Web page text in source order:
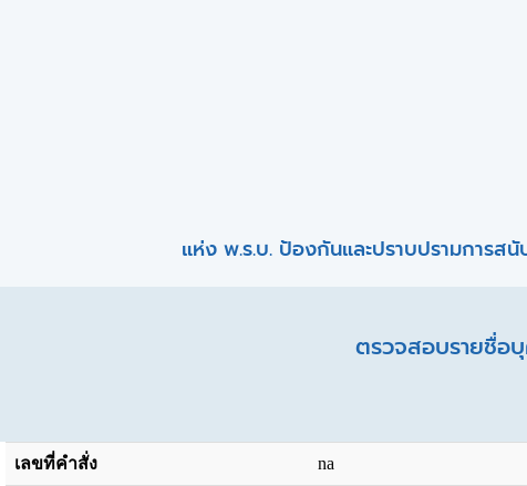
แห่ง พ.ร.บ. ป้องกันและปราบปรามการส
ตรวจสอบรายชื่อ
เลขที่คำสั่ง na